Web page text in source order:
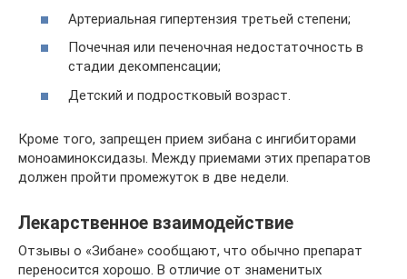
Артериальная гипертензия третьей степени;
Почечная или печеночная недостаточность в
стадии декомпенсации;
Детский и подростковый возраст.
Кроме того, запрещен прием зибана с ингибиторами
моноаминоксидазы. Между приемами этих препаратов
должен пройти промежуток в две недели.
Лекарственное взаимодействие
Отзывы о «Зибане» сообщают, что обычно препарат
переносится хорошо. В отличие от знаменитых